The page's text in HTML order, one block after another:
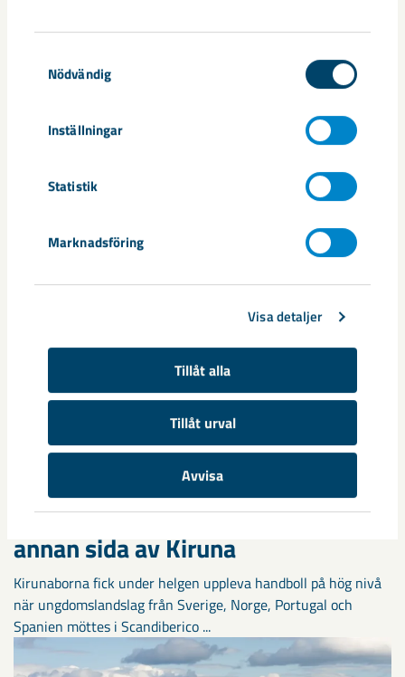
Nödvändig
Inställningar
Statistik
Marknadsföring
Visa detaljer
Tillåt alla
Tillåt urval
Avvisa
Sibirien-området i gamla Kiruna
centrum avvecklas under 2026
Under sommaren 2026 fortsätter avveckling av fastigheter i
gamla Kiruna centrum på grund av den pågående gruvdriften
– bland annat ...
Handbollstalanger upptäckte en
annan sida av Kiruna
Kirunaborna fick under helgen uppleva handboll på hög nivå
när ungdomslandslag från Sverige, Norge, Portugal och
Spanien möttes i Scandiberico ...